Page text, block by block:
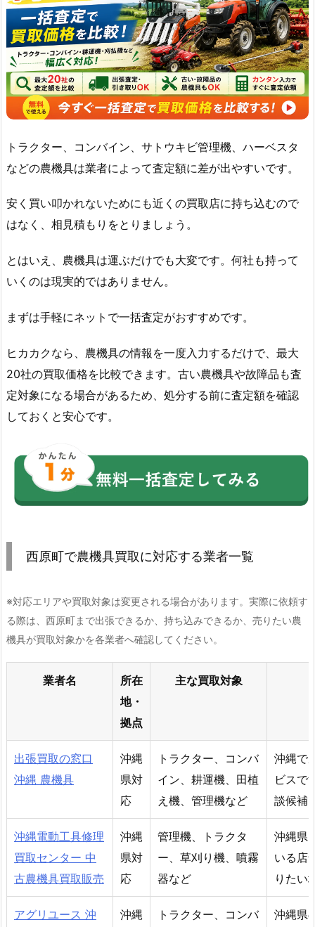
トラクター、コンバイン、サトウキビ管理機、ハーベスタ
などの農機具は業者によって査定額に差が出やすいです。
安く買い叩かれないためにも近くの買取店に持ち込むので
はなく、相見積もりをとりましょう。
とはいえ、農機具は運ぶだけでも大変です。何社も持って
いくのは現実的ではありません。
まずは手軽にネットで一括査定がおすすめです。
ヒカカクなら、農機具の情報を一度入力するだけで、最大
20社の買取価格を比較できます。古い農機具や故障品も査
定対象になる場合があるため、処分する前に査定額を確認
しておくと安心です。
西原町で農機具買取に対応する業者一覧
※対応エリアや買取対象は変更される場合があります。実際に依頼す
る際は、西原町まで出張できるか、持ち込みできるか、売りたい農
機具が買取対象かを各業者へ確認してください。
業者名
所在
地・
拠点
主な買取対象
出張買取の窓口
沖縄 農機具
沖縄
県対
応
トラクター、コンバ
イン、耕運機、田植
え機、管理機など
沖縄で
ビスで
談候補
沖縄電動工具修理
買取センター 中
古農機具買取販売
沖縄
県対
応
管理機、トラクタ
ー、草刈り機、噴霧
器など
沖縄県
いる店
りたい
アグリユース 沖
沖縄
トラクター、コンバ
沖縄県